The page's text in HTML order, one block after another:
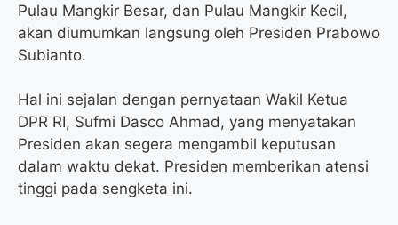
Pulau Mangkir Besar, dan Pulau Mangkir Kecil,
akan diumumkan langsung oleh Presiden Prabowo
Subianto.
Hal ini sejalan dengan pernyataan Wakil Ketua
DPR RI, Sufmi Dasco Ahmad, yang menyatakan
Presiden akan segera mengambil keputusan
dalam waktu dekat. Presiden memberikan atensi
tinggi pada sengketa ini.